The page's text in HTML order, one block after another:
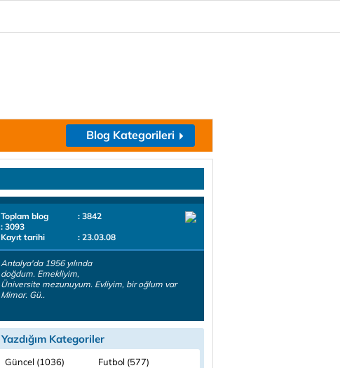
Blog Kategorileri
Toplam blog
: 3842
: 3093
Kayıt tarihi
: 23.03.08
Antalya'da 1956 yılında
doğdum. Emekliyim,
Üniversite mezunuyum. Evliyim, bir oğlum var
Mimar. Gü..
Yazdığım Kategoriler
Güncel (1036)
Futbol (577)